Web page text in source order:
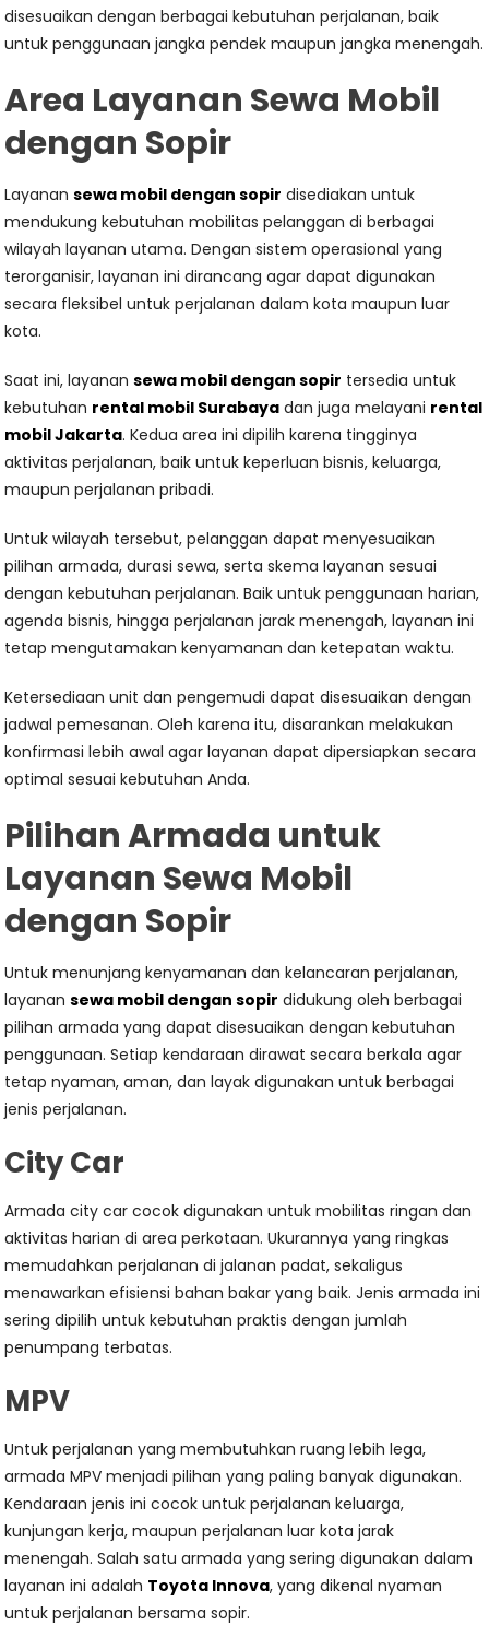
disesuaikan dengan berbagai kebutuhan perjalanan, baik
untuk penggunaan jangka pendek maupun jangka menengah.
Area Layanan Sewa Mobil
dengan Sopir
Layanansewa mobil dengan sopir disediakan untuk
mendukung kebutuhan mobilitas pelanggan di berbagai
wilayah layanan utama. Dengan sistem operasional yang
terorganisir, layanan ini dirancang agar dapat digunakan
secara fleksibel untuk perjalanan dalam kota maupun luar
kota.
Saat ini, layanansewa mobil dengan sopir tersedia untuk
kebutuhan rental mobil Surabaya dan juga melayani rental
mobil Jakarta. Kedua area ini dipilih karena tingginya
aktivitas perjalanan, baik untuk keperluan bisnis, keluarga,
maupun perjalanan pribadi.
Untuk wilayah tersebut, pelanggan dapat menyesuaikan
pilihan armada, durasi sewa, serta skema layanan sesuai
dengan kebutuhan perjalanan. Baik untuk penggunaan harian,
agenda bisnis, hingga perjalanan jarak menengah, layanan ini
tetap mengutamakan kenyamanan dan ketepatan waktu.
Ketersediaan unit dan pengemudi dapat disesuaikan dengan
jadwal pemesanan. Oleh karena itu, disarankan melakukan
konfirmasi lebih awal agar layanan dapat dipersiapkan secara
optimal sesuai kebutuhan Anda.
Pilihan Armada untuk
Layanan Sewa Mobil
dengan Sopir
Untuk menunjang kenyamanan dan kelancaran perjalanan,
layanansewa mobil dengan sopir didukung oleh berbagai
pilihan armada yang dapat disesuaikan dengan kebutuhan
penggunaan. Setiap kendaraan dirawat secara berkala agar
tetap nyaman, aman, dan layak digunakan untuk berbagai
jenis perjalanan.
City Car
Armada city car cocok digunakan untuk mobilitas ringan dan
aktivitas harian di area perkotaan. Ukurannya yang ringkas
memudahkan perjalanan di jalanan padat, sekaligus
menawarkan efisiensi bahan bakar yang baik. Jenis armada ini
sering dipilih untuk kebutuhan praktis dengan jumlah
penumpang terbatas.
MPV
Untuk perjalanan yang membutuhkan ruang lebih lega,
armada MPV menjadi pilihan yang paling banyak digunakan.
Kendaraan jenis ini cocok untuk perjalanan keluarga,
kunjungan kerja, maupun perjalanan luar kota jarak
menengah. Salah satu armada yang sering digunakan dalam
layanan ini adalah Toyota Innova, yang dikenal nyaman
untuk perjalanan bersama sopir.